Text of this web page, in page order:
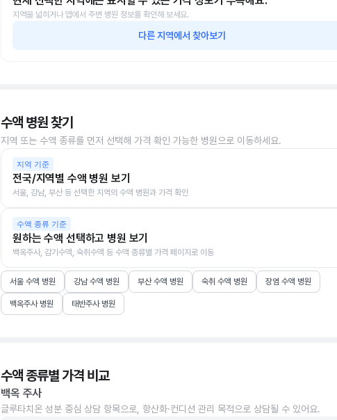
지역을 넓히거나 앱에서 주변 병원 정보를 확인해 보세요.
다른 지역에서 찾아보기
수액 병원 찾기
지역 또는 수액 종류를 먼저 선택해 가격 확인 가능한 병원으로 이동하세요.
지역 기준
전국/지역별 수액 병원 보기
서울, 강남, 부산 등 선택한 지역의 수액 병원과 가격 확인
수액 종류 기준
원하는 수액 선택하고 병원 보기
백옥주사, 감기수액, 숙취수액 등 수액 종류별 가격 페이지로 이동
서울 수액 병원 강남 수액 병원 부산 수액 병원 숙취 수액 병원 장염 수액 병원
백옥주사 병원 태반주사 병원
수액 종류별 가격 비교
백옥 주사
글루타치온 성분 중심 상담 항목으로, 항산화·컨디션 관리 목적으로 상담될 수 있어요.